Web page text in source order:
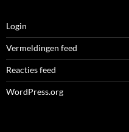
Login
Vermeldingen feed
Reacties feed
WordPress.org